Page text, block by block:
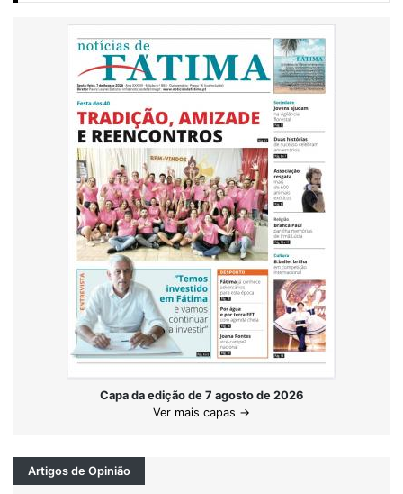
Capa da edição de 7 agosto de 2026
Ver mais capas →
Artigos de Opinião